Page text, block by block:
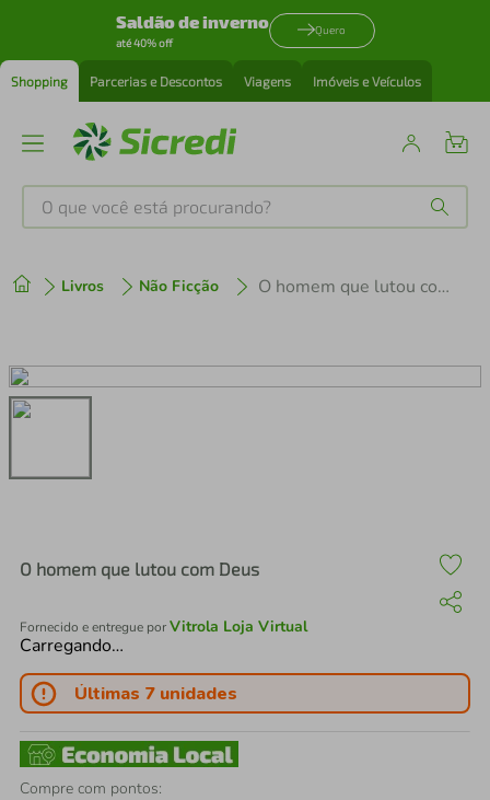
Saldão de inverno
até 40% off
Quero
Shopping Parcerias e Descontos Viagens Imóveis e Veículos
O que você está procurando?
Livros Não Ficção O homem que lutou com Deus
O homem que lutou com Deus
Fornecido e entregue porVitrola Loja Virtual
Carregando…
Últimas 7 unidades
Compre com pontos:
2º cafeteira